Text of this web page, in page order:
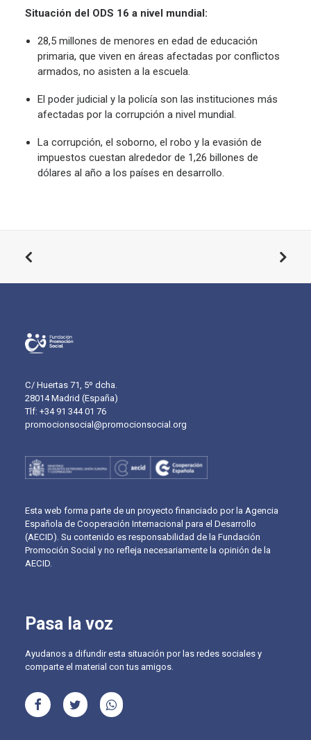
Situación del ODS 16 a nivel mundial:
28,5 millones de menores en edad de educación
primaria, que viven en áreas afectadas por conflictos
armados, no asisten a la escuela.
El poder judicial y la policía son las instituciones más
afectadas por la corrupción a nivel mundial.
La corrupción, el soborno, el robo y la evasión de
impuestos cuestan alrededor de 1,26 billones de
dólares al año a los países en desarrollo.
C/ Huertas 71, 5º dcha.
28014 Madrid (España)
Tlf: +34 91 344 01 76
promocionsocial@promocionsocial.org
Esta web forma parte de un proyecto financiado por la Agencia
Española de Cooperación Internacional para el Desarrollo
(AECID). Su contenido es responsabilidad de la Fundación
Promoción Social y no refleja necesariamente la opinión de la
AECID.
Pasa la voz
Ayudanos a difundir esta situación por las redes sociales y
comparte el material con tus amigos.